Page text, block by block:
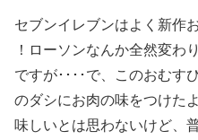
セブンイレブンはよく新作
！ローソンなんか全然変わ
ですが････で、このおむす
のダシにお肉の味をつけた
味しいとは思わないけど、